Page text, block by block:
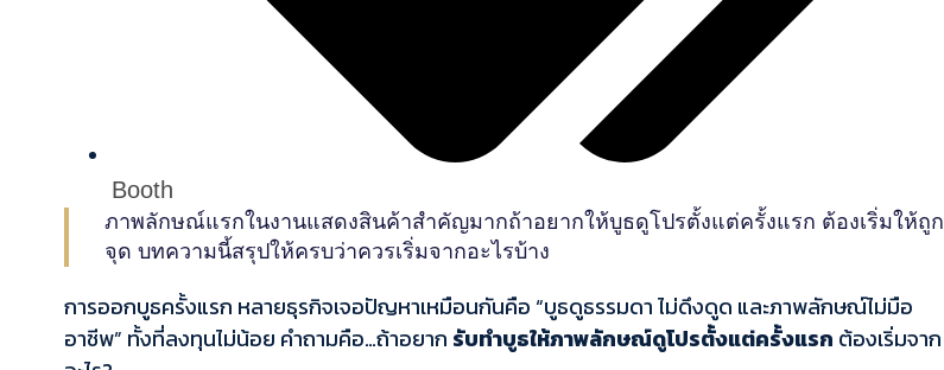
Booth
ภาพลักษณ์แรกในงานแสดงสินค้าสำคัญมากถ้าอยากให้บูธดูโปรตั้งแต่ครั้งแรก ต้องเริ่มให้ถูก
จุด บทความนี้สรุปให้ครบว่าควรเริ่มจากอะไรบ้าง
การออกบูธครั้งแรก หลายธุรกิจเจอปัญหาเหมือนกันคือ “บูธดูธรรมดา ไม่ดึงดูด และภาพลักษณ์ไม่มือ
อาชีพ” ทั้งที่ลงทุนไม่น้อย คำถามคือ…ถ้าอยาก รับทำบูธให้ภาพลักษณ์ดูโปรตั้งแต่ครั้งแรก ต้องเริ่มจาก